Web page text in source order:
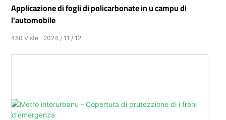
Applicazione di fogli di policarbonate in u campu di
l'automobile
2024 11 12
480 Viste